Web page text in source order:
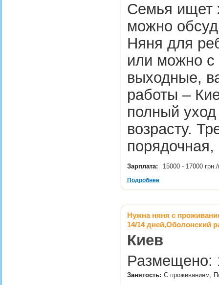
Семья ищет
можно
Няня для
или можно с
выходные,
работы –
полный
возрасту.
Зарплата: 15000 - 17000
Подробнее
Нужна няня с
14/14 дней,Оболонский
Киев
Размещено:
Занятость: С проживанием,